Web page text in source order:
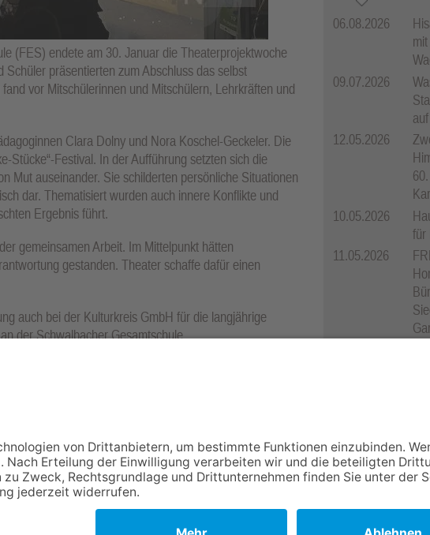
(FES) endete am 30. Januar die Theaterprojektwoche
präsentierten zum Abschluss das selbst
vor Mitschülerinnen und Mitschülern, Lehrkräften und
Clara Dolny und Nora Koschel-Geckeler. Die
Stücke“-Festival. In der Aufführung setzten sich die
Mut auseinander. Sie schilderten persönliche Situationen
dar. Thematisiert wurden auch innere Konflikte und
Ergebnis führt.
gemeinsamen Arbeit. Im Mittelpunkt hätten
gestanden. Theater schaffe dafür einen
auch bei der Kulturkreis GmbH für die langjährige
der Schwalbacher Gesamtschule.
ist...“ war der Höhepunkt der Theaterprojektwoche an
06.08.2026
09.07.2026
auf
12.05.2026
10.05.2026
für
11.05.2026
NACH OBEN
Impressum Datenschutz
Copyright Taunus Nachrichten 2009 bis 2026